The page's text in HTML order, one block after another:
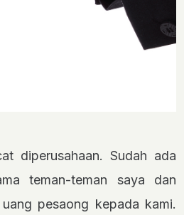
diperusahaan. Sudah ada
teman-teman saya dan
pesaong kepada kami.